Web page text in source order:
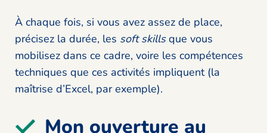
À chaque fois, si vous avez assez de place,
précisez la durée, les soft skillsque vous
mobilisez dans ce cadre, voire les compétences
techniques que ces activités impliquent (la
maîtrise d’Excel, par exemple).
Mon ouverture au